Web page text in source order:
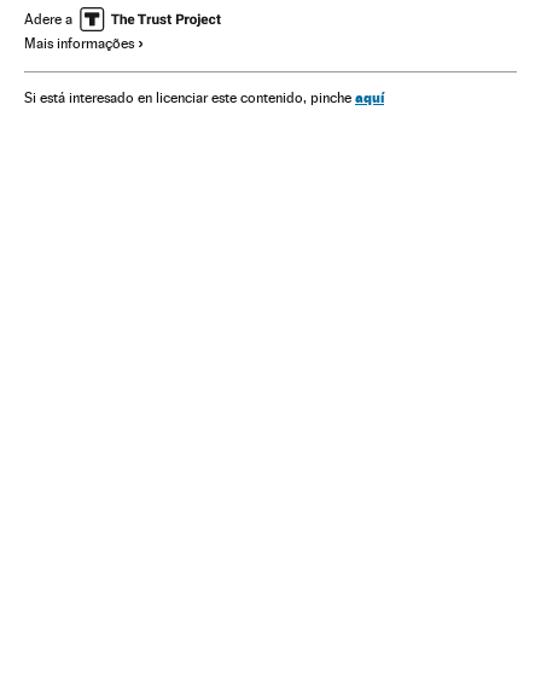
Educação a distância Brasil
Universidade
Adere a
Mais informações
Si está interesado en licenciar este contenido, pinche aquí